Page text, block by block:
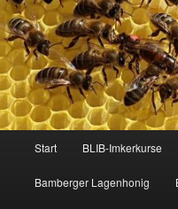
Start BLIB-Imkerkurse
Bamberger Lagenhonig